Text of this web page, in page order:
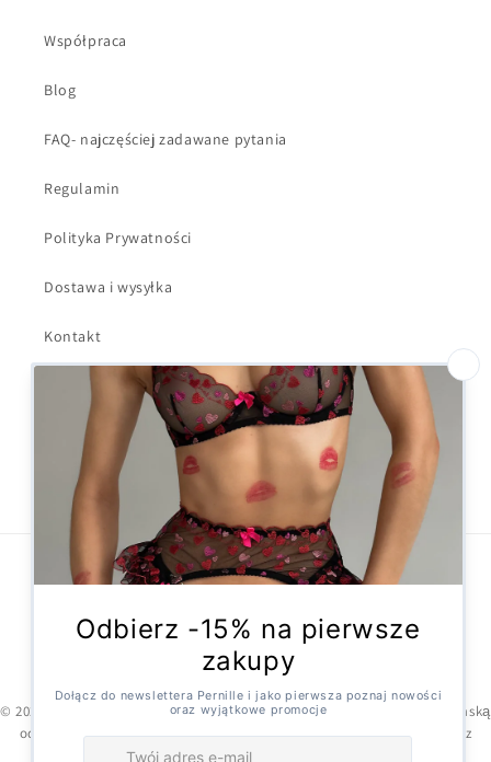
Współpraca
Blog
FAQ- najczęściej zadawane pytania
Regulamin
Polityka Prywatności
Dostawa i wysyłka
Kontakt
Formularz odstąpienia
FacebookInstagram
(Twitter)
Metody
© 2025 Pernille.pl – oferujemy starannie wyselekcjonowaną bieliznę damską
od zaufanych dostawców. Zamówienia realizowane są bezpośrednio z
magazynów partnerów. W razie pytań skontaktuj się z nami: